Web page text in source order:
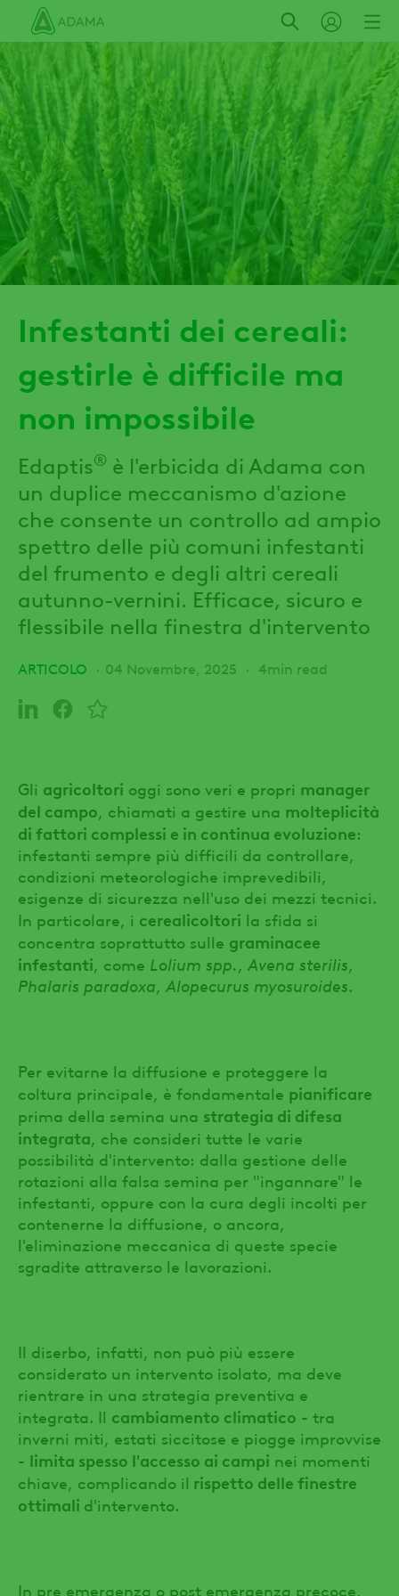
contenuto
principale
Infestanti dei cereali:
gestirle è difficile ma
non impossibile
Edaptis® è l'erbicida di Adama con
un duplice meccanismo d'azione
che consente un controllo ad ampio
spettro delle più comuni infestanti
del frumento e degli altri cereali
autunno-vernini. Efficace, sicuro e
flessibile nella finestra d'intervento
ARTICOLO 04 Novembre, 2025 4min read
Gli agricoltori oggi sono veri e propri manager
del campo , chiamati a gestire una molteplicità
di fattori complessi e in continua evoluzione:
infestanti sempre più difficili da controllare,
condizioni meteorologiche imprevedibili,
esigenze di sicurezza nell'uso dei mezzi tecnici.
In particolare, i cerealicoltori la sfida si
concentra soprattutto sulle graminacee
infestanti , come Lolium spp. Avena sterilis
Phalaris paradoxa Alopecurus myosuroides.
Per evitarne la diffusione e proteggere la
coltura principale, è fondamentale pianificare
prima della semina una strategia di difesa
integrata , che consideri tutte le varie
possibilità d'intervento: dalla gestione delle
rotazioni alla falsa semina per "ingannare" le
infestanti, oppure con la cura degli incolti per
contenerne la diffusione, o ancora,
l'eliminazione meccanica di queste specie
sgradite attraverso le lavorazioni.
Il diserbo, infatti, non può più essere
considerato un intervento isolato, ma deve
rientrare in una strategia preventiva e
integrata. Il cambiamento climatico - tra
inverni miti, estati siccitose e piogge improvvise
- limita spesso l'accesso ai campi nei momenti
chiave, complicando il rispetto delle finestre
ottimali d'intervento.
In pre emergenza o post emergenza precoce,